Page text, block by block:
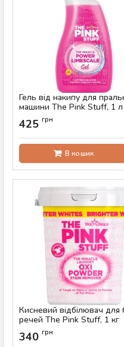
Гель від накипу для
машини The Pink Stuff, 1 л
Артикул:AS-00270
425 грн
В кошик
Кисневий відбілювач для
речей The Pink Stuff, 1 кг
Артикул:AS-00490
340 грн